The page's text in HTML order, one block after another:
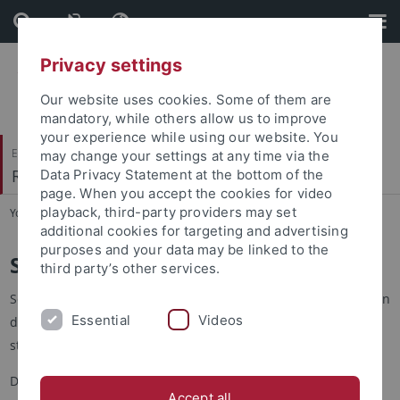
Skip
to
content
Skip
to
footer
Evangelisch-Theologische Fakultät
Religionswissenschaft und Judaistik
You are here: Startseite ... Studium
Studium
Seit dem Wintersemester 2004/2005 kann das Fach
an
der Universität Tübingen
als Haupt- oder
studiert werden.
Der 2011 akkreditierteB.A.-/ M.A.-StudiengangJudaistikwird
Privacy settings
Our website uses cookies. Some of them are
mandatory, while others allow us to improve
your experience while using our website. You
may change your settings at any time via the
Data Privacy Statement at the bottom of the
page. When you accept the cookies for video
playback, third-party providers may set
additional cookies for targeting and advertising
purposes and your data may be linked to the
third party’s other services.
Essential Videos